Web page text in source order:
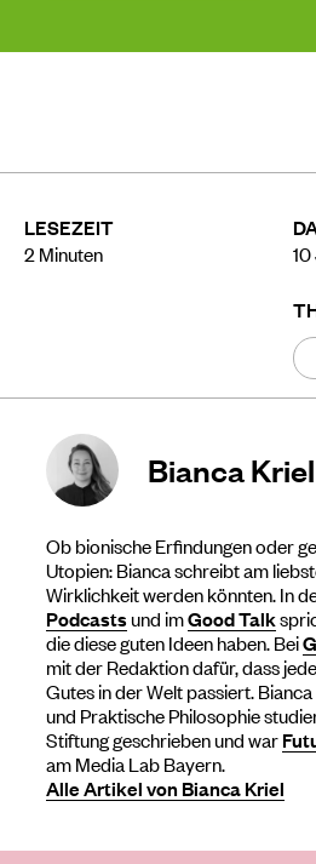
LESEZEIT
2 Minuten
Bianca Kriel
Ob bionische Erfindungen oder
Utopien: Bianca schreibt am
Wirklichkeit werden könnten. In
Podcastsund imGood Talk
die diese guten Ideen haben. Bei
mit der Redaktion dafür, dass
Gutes in der Welt passiert.
und Praktische Philosophie
Stiftung geschrieben und war
am Media Lab Bayern.
Alle Artikel von Bianca Kriel